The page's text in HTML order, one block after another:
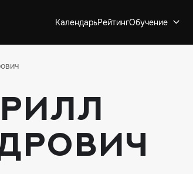
КалендарьРейтингОбучение